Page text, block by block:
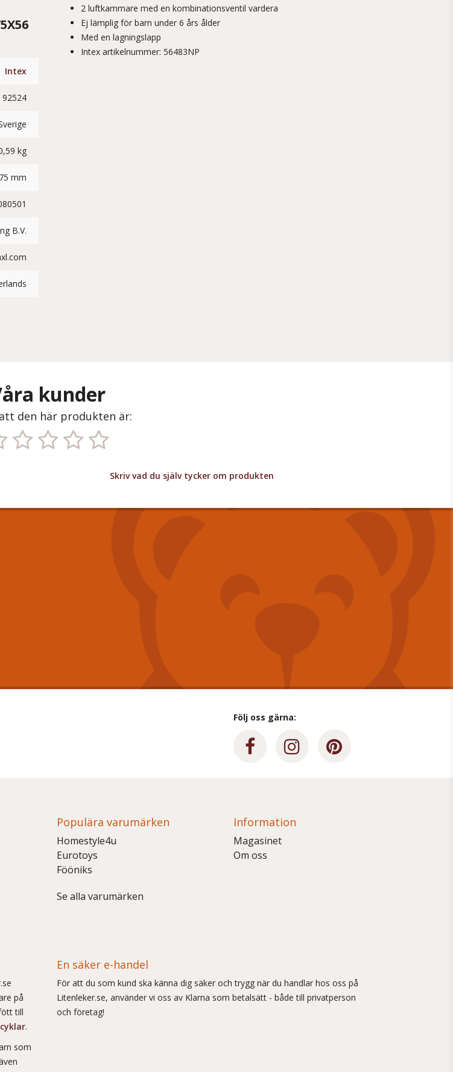
Intex
92524
kg
mm
B.V.
2 luftkammare med en kombinationsventil vardera
Ej lämplig för barn under 6 års ålder
Med en lagningslapp
Intex artikelnummer: 56483NP
kunder
den här produkten är:
Skriv vad du själv tycker om produkten
Följ oss gärna:
Populära varumärken
Homestyle4u
Eurotoys
Fööniks
Se alla varumärken
Information
Magasinet
Om oss
på
till
.
som
En säker e-handel
För att du som kund ska känna dig säker och trygg när du handlar hos oss på
Litenleker.se, använder vi oss av Klarna som betalsätt - både till privatperson
och företag!